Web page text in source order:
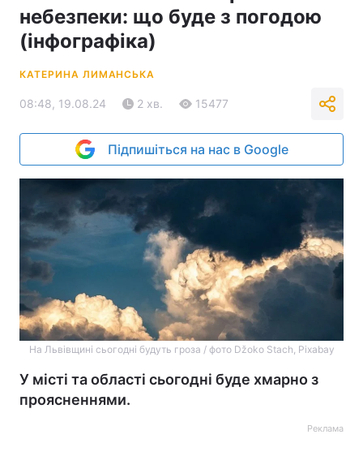
небезпеки: що буде з погодою
(інфографіка)
КАТЕРИНА ЛИМАНСЬКА
08:48, 19.08.24 2 хв. 15477
Підпишіться на нас в Google
На Львівщині сьогодні будуть гроза / фото Džoko Stach, Pixabay
У місті та області сьогодні буде хмарно з
проясненнями.
Реклама